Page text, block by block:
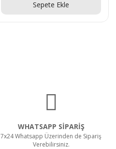
Sepete Ekle
WHATSAPP SİPARİŞ
7x24 Whatsapp Üzerinden de Sipariş
Verebilirsiniz.